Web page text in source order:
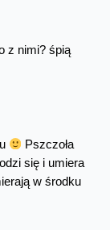
z nimi? śpią
Pszczoła
się i umiera
w środku